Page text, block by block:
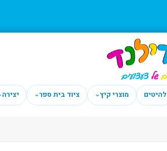
להיטים מוצרי קיץ⌄ ציוד בית ספר⌄ יצירה